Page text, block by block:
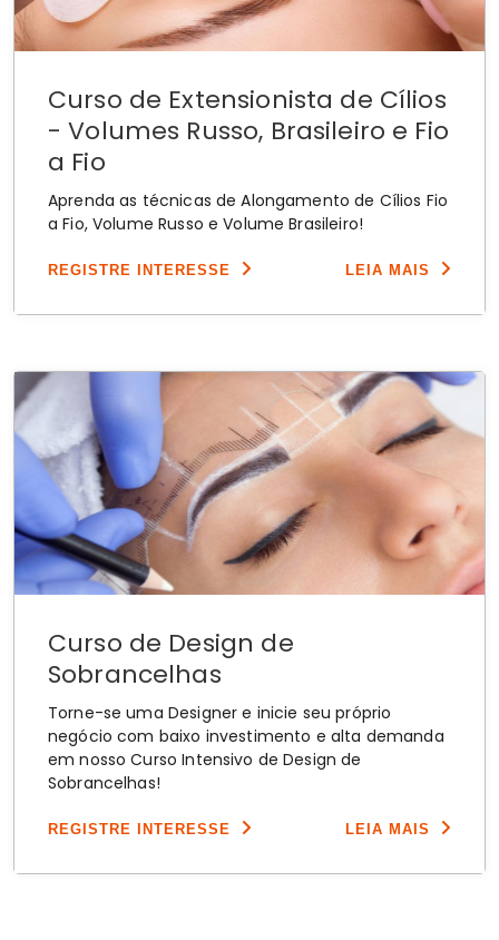
Curso de Extensionista de Cílios
- Volumes Russo, Brasileiro e Fio
a Fio
Aprenda as técnicas de Alongamento de Cílios Fio
a Fio, Volume Russo e Volume Brasileiro!
REGISTRE INTERESSE LEIA MAIS
Curso de Design de
Sobrancelhas
Torne-se uma Designer e inicie seu próprio
negócio com baixo investimento e alta demanda
em nosso Curso Intensivo de Design de
Sobrancelhas!
REGISTRE INTERESSE LEIA MAIS